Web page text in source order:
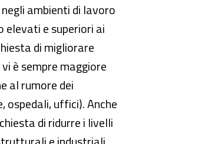
ambienti di lavoro
elevati e superiori ai
di migliorare
è sempre maggiore
al rumore dei
ospedali, uffici). Anche
di ridurre i livelli